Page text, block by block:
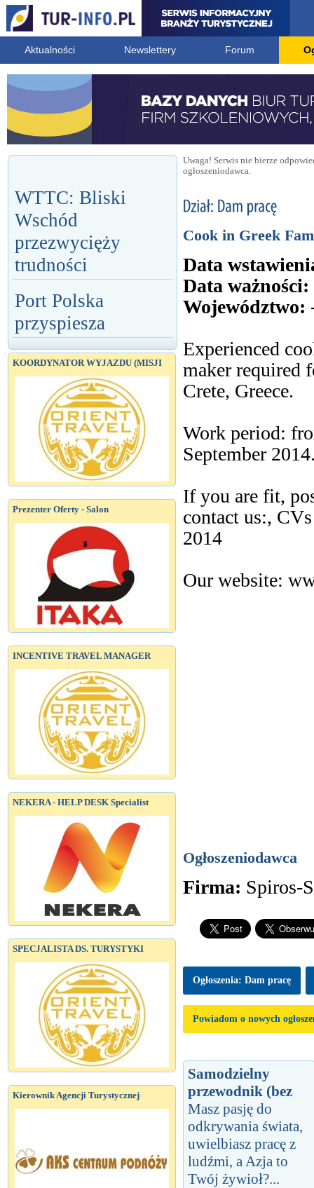
Aktualności Newslettery Forum
WTTC: Bliski
Wschód
przezwycięży
trudności
Port Polska
przyspiesza
KOORDYNATOR WYJAZDU (MISJI
Prezenter Oferty - Salon
INCENTIVE TRAVEL MANAGER
NEKERA - HELP DESK Specialist
SPECJALISTA DS. TURYSTYKI
Kierownik Agencji Turystycznej
Uwaga! Serwis nie bierze
ogłoszeniodawca.
Cook in Greek
Data
Data ważności:
Województwo:
Experienced
maker required
Crete, Greece.
Work period:
September
If you are fit,
contact us:,
2014
Our website:
Ogłoszeniodawca
Firma: Spiros-
Ogłoszenia: Dam pracę
Powiadom o nowych
Samodzielny
przewodnik (bez
Masz pasję do
odkrywania świata,
uwielbiasz pracę z
ludźmi, a Azja to
Twój żywioł?...